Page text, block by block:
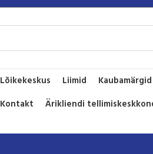
Lõikekeskus Liimid Kaubamärgid
Kontakt
Ärikliendi